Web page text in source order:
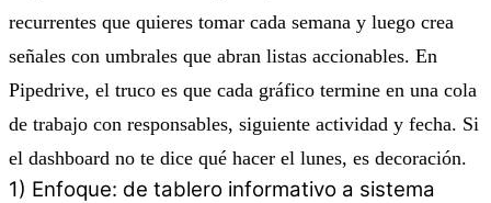
recurrentes que quieres tomar cada semana y luego crea
señales con umbrales que abran listas accionables. En
Pipedrive, el truco es que cada gráfico termine en una cola
de trabajo con responsables, siguiente actividad y fecha. Si
el dashboard no te dice qué hacer el lunes, es decoración.
1) Enfoque: de tablero informativo a sistema